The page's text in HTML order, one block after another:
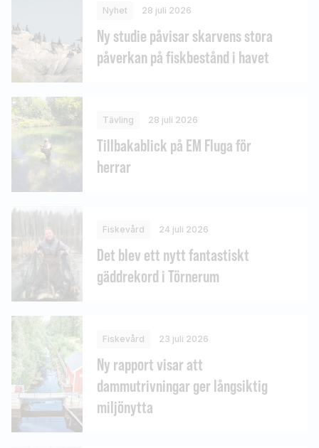
Nyhet 28 juli 2026
Ny studie påvisar skarvens stora
påverkan på fiskbestånd i havet
Tävling 28 juli 2026
Tillbakablick på EM Fluga för
herrar
Fiskevård 24 juli 2026
Det blev ett nytt fantastiskt
gäddrekord i Törnerum
Fiskevård 23 juli 2026
Ny rapport visar att
dammutrivningar ger långsiktig
miljönytta